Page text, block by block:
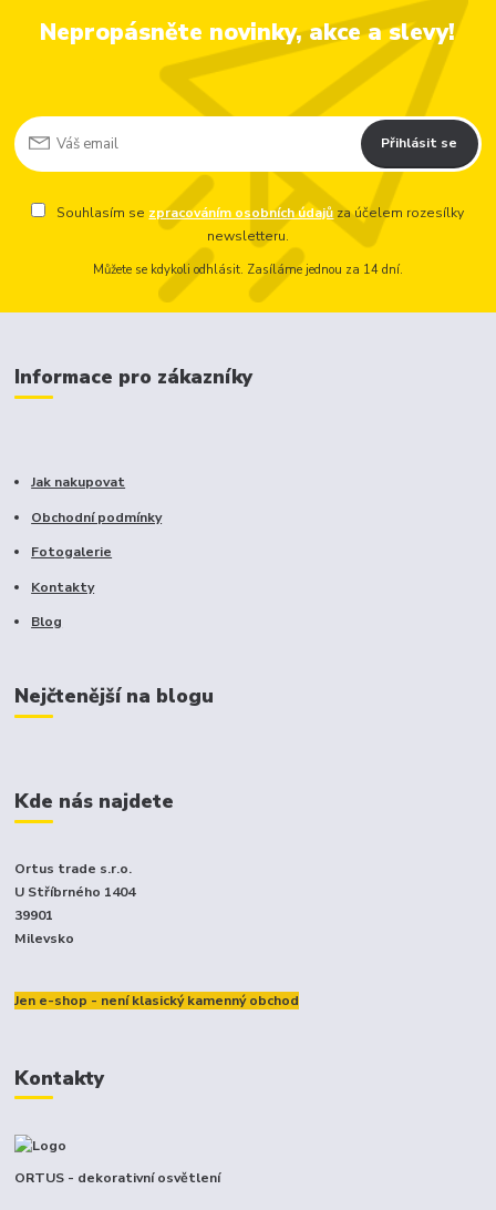
Nepropásněte novinky, akce a slevy!
Přihlásit se
Souhlasím se zpracováním osobních údajů za účelem rozesílky
newsletteru.
Můžete se kdykoli odhlásit. Zasíláme jednou za 14 dní.
Informace pro zákazníky
Jak nakupovat
Obchodní podmínky
Fotogalerie
Kontakty
Blog
Nejčtenější na blogu
Kde nás najdete
Ortus trade s.r.o.
U Stříbrného 1404
39901
Milevsko
Jen e-shop - není klasický kamenný obchod
Kontakty
ORTUS - dekorativní osvětlení